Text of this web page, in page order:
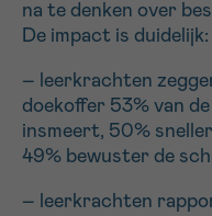
na te denken over
De impact is duidelijk:
– leerkrachten
doekoffer 53% van
insmeert, 50%
49% bewuster de
– leerkrachten